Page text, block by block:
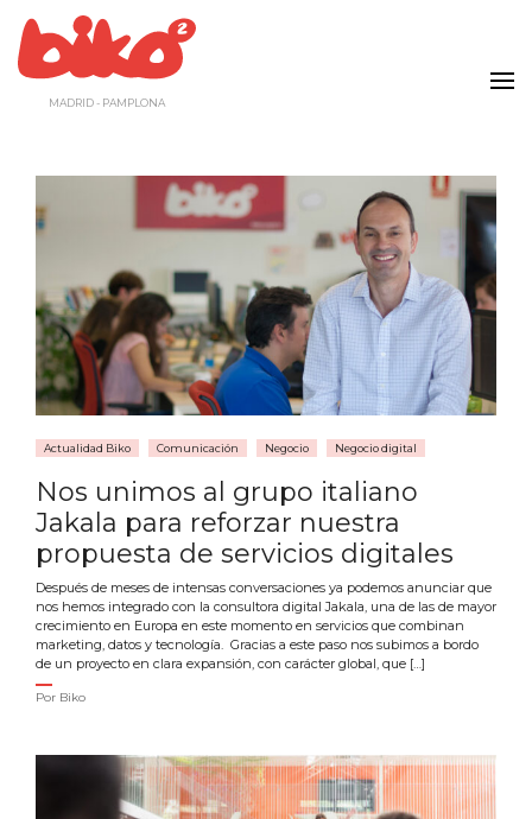
contenido
MADRID - PAMPLONA
Actualidad Biko Comunicación Negocio Negocio digital
Nos unimos al grupo italiano
Jakala para reforzar nuestra
propuesta de servicios digitales
Después de meses de intensas conversaciones ya podemos anunciar que
nos hemos integrado con la consultora digital Jakala, una de las de mayor
crecimiento en Europa en este momento en servicios que combinan
marketing, datos y tecnología. Gracias a este paso nos subimos a bordo
de un proyecto en clara expansión, con carácter global, que […]
Por Biko